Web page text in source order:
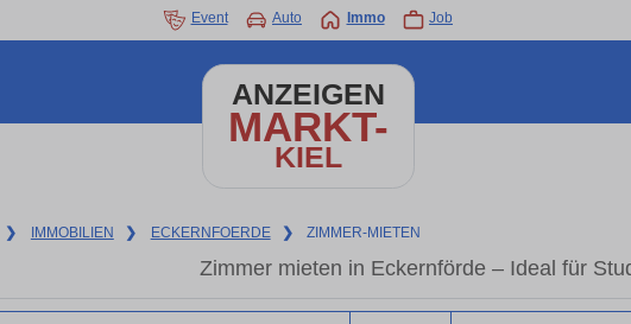
Event Auto Immo Job
ANZEIGEN
MARKT-
KIEL
❯ IMMOBILIEN ❯ ECKERNFOERDE ❯ ZIMMER-MIETEN
Zimmer mieten in Eckernförde – Ideal für